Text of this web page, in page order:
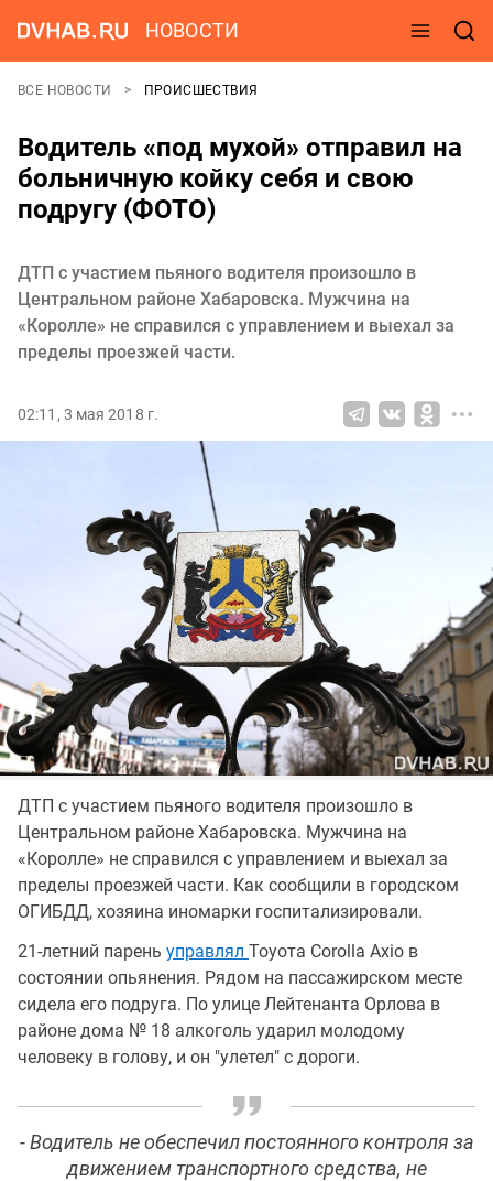
НОВОСТИ
ВСЕ НОВОСТИ ПРОИСШЕСТВИЯ
Водитель «под мухой» отправил на
больничную койку себя и свою
подругу (ФОТО)
ДТП с участием пьяного водителя произошло в
Центральном районе Хабаровска. Мужчина на
«Королле» не справился с управлением и выехал за
пределы проезжей части.
02:11, 3 мая 2018 г.
ДТП с участием пьяного водителя произошло в
Центральном районе Хабаровска. Мужчина на
«Королле» не справился с управлением и выехал за
пределы проезжей части. Как сообщили в городском
ОГИБДД, хозяина иномарки госпитализировали.
21-летний парень управлял Тоуота Соrоllа Ахiо в
состоянии опьянения. Рядом на пассажирском месте
сидела его подруга. По улице Лейтенанта Орлова в
районе дома № 18 алкоголь ударил молодому
человеку в голову, и он "улетел" с дороги.
- Водитель не обеспечил постоянного контроля за
движением транспортного средства, не